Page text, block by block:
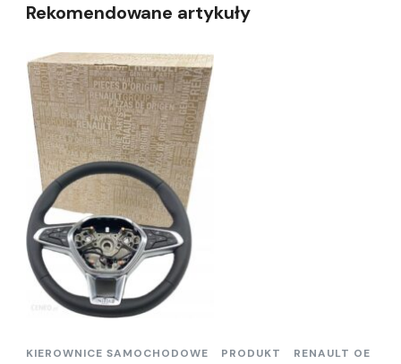
Rekomendowane artykuły
KIEROWNICE SAMOCHODOWE PRODUKT RENAULT OE